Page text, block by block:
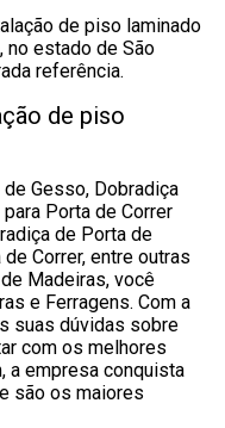
de piso laminado
no estado de São
referência.
de piso
Gesso, Dobradiça
Porta de Correr
de Porta de
Correr, entre outras
Madeiras, você
e Ferragens. Com a
suas dúvidas sobre
com os melhores
a empresa conquista
são os maiores